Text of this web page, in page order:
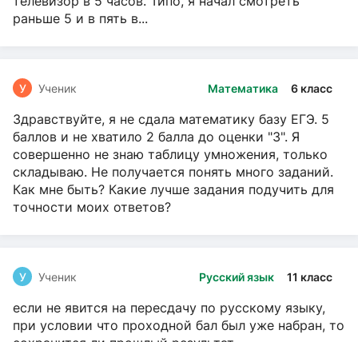
раньше 5 и в пять в...
Математика 6 класс
У Ученик
Здравствуйте, я не сдала математику базу ЕГЭ. 5
баллов и не хватило 2 балла до оценки "3". Я
совершенно не знаю таблицу умножения, только
складываю. Не получается понять много заданий.
Как мне быть? Какие лучше задания подучить для
точности моих ответов?
Русский язык 11 класс
У Ученик
если не явится на пересдачу по русскому языку,
при условии что проходной бал был уже набран, то